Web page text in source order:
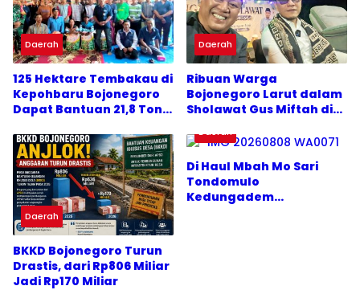
Daerah
125 Hektare Tembakau di
Kepohbaru Bojonegoro
Dapat Bantuan 21,8 Ton
Daerah
Ribuan Warga
Bojonegoro Larut dalam
Sholawat Gus Miftah di
Daerah
BKKD Bojonegoro Turun
Drastis, dari Rp806 Miliar
Jadi Rp170 Miliar
Daerah
Di Haul Mbah Mo Sari
Tondomulo
Kedungadem